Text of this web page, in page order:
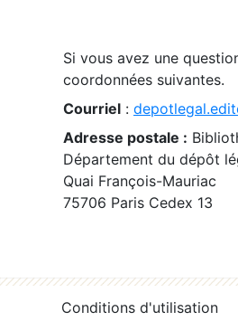
Si vous avez une
coordonnées suivantes.
Courriel :
Adresse postale :
Département du dépôt
Quai François-Mauriac
75706 Paris Cedex 13
Conditions d'utilisation